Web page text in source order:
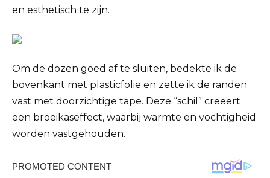
en esthetisch te zijn.
Om de dozen goed af te sluiten, bedekte ik de
bovenkant met plasticfolie en zette ik de randen
vast met doorzichtige tape. Deze “schil” creëert
een broeikaseffect, waarbij warmte en vochtigheid
worden vastgehouden.